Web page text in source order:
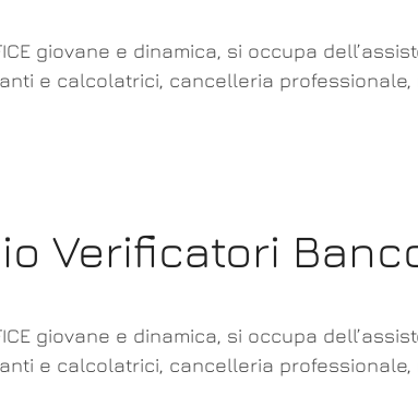
giovane e dinamica, si occupa
e calcolatrici, cancelleria
Verificatori
giovane e dinamica, si occupa
e calcolatrici, cancelleria